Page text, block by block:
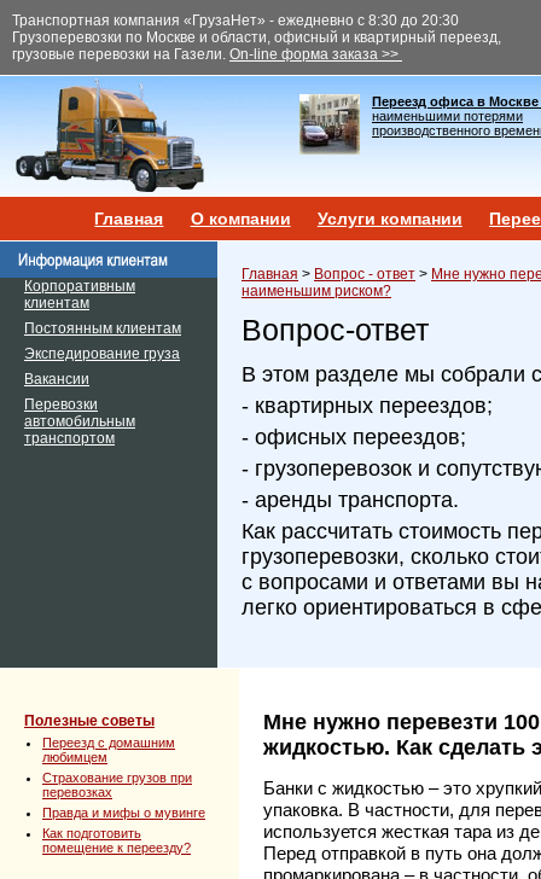
Транспортная компания «ГрузаНет» - ежедневно с 8:30 до 20:30
Грузоперевозки по Москве и области, офисный и квартирный переезд,
грузовые перевозки на Газели. On-line форма заказа >>
Переезд офиса в Москве
наименьшими потерями
производственного
Главная О компании Услуги компании
Корпоративным
клиентам
Постоянным клиентам
Экспедирование груза
Вакансии
Перевозки
автомобильным
транспортом
Главная > Вопрос - ответ > Мне нужно
наименьшим риском?
Вопрос-ответ
В этом разделе мы собрали
- квартирных переездов;
- офисных переездов;
- грузоперевозок и
- аренды транспорта.
Как рассчитать стоимость
грузоперевозки, сколько
с вопросами и ответами вы
легко ориентироваться в
Полезные советы
Переезд с домашним
любимцем
Страхование грузов при
перевозках
Правда и мифы о мувинге
Как подготовить
помещение к переезду?
Мне нужно перевезти
жидкостью. Как сделать
Банки с жидкостью – это
упаковка. В частности, для
используется жесткая тара из
Перед отправкой в путь она
промаркирована – в частности,